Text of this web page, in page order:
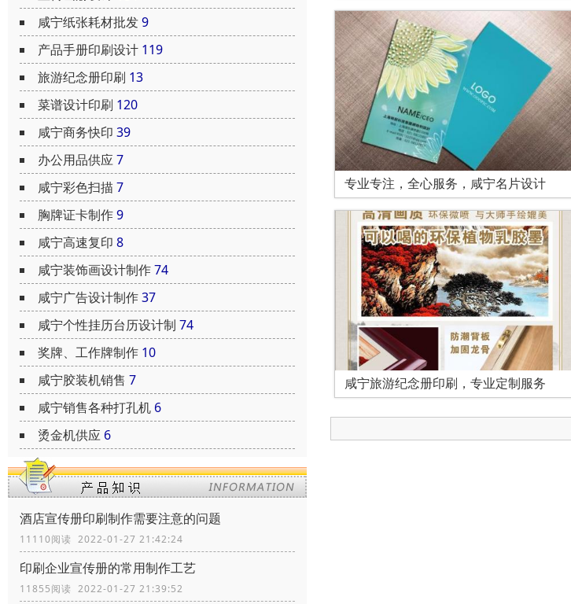
咸宁纸张耗材批发9
产品手册印刷设计 119
旅游纪念册印刷 13
菜谱设计印刷 120
咸宁商务快印 39
办公用品供应7
咸宁彩色扫描 7
胸牌证卡制作9
咸宁高速复印 8
咸宁装饰画设计制作74
咸宁广告设计制作37
咸宁个性挂历台历设计制 74
奖牌、工作牌制作 10
咸宁胶装机销售 7
咸宁销售各种打孔机 6
烫金机供应 6
酒店宣传册印刷制作需要注意的问题
11110阅读 2022-01-27 21:42:24
印刷企业宣传册的常用制作工艺
11855阅读 2022-01-27 21:39:52
专业专注，全心服务，咸宁名片设计
咸宁旅游纪念册印刷，专业定制服务